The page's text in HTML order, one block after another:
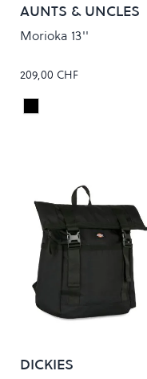
AUNTS & UNCLES
Morioka 13''
209,00 CHF
Colour
Black
DICKIES